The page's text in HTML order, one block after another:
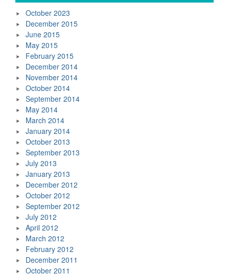
October 2023
December 2015
June 2015
May 2015
February 2015
December 2014
November 2014
October 2014
September 2014
May 2014
March 2014
January 2014
October 2013
September 2013
July 2013
January 2013
December 2012
October 2012
September 2012
July 2012
April 2012
March 2012
February 2012
December 2011
October 2011